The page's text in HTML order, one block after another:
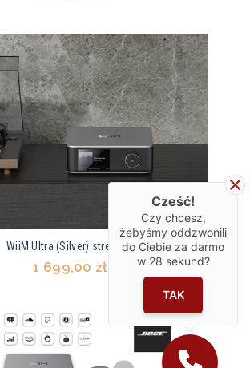
WiiM Ultra (Silver) streamer
1 699,00 zł
Cześć!
Czy chcesz,
żebyśmy oddzwonili
do Ciebie za darmo
w 28 sekund?
TAK